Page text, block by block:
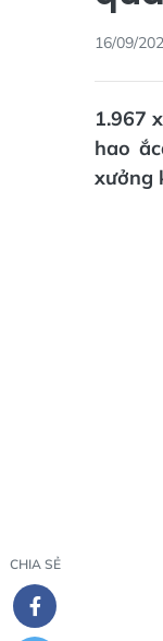
16/09/
1.967
hao
xưởng
CHIA SẺ